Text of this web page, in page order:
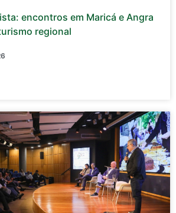
encontros em Maricá e Angra
regional